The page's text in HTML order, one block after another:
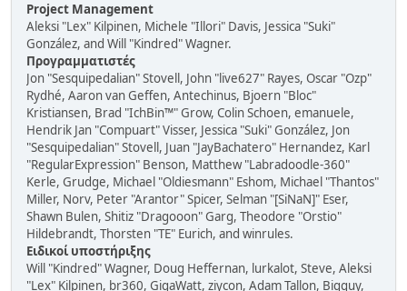
Project Management
Aleksi "Lex" Kilpinen, Michele "Illori" Davis, Jessica "Suki"
González, and Will "Kindred" Wagner.
Προγραμματιστές
Jon "Sesquipedalian" Stovell, John "live627" Rayes, Oscar "Ozp"
Rydhé, Aaron van Geffen, Antechinus, Bjoern "Bloc"
Kristiansen, Brad "IchBin™" Grow, Colin Schoen, emanuele,
Hendrik Jan "Compuart" Visser, Jessica "Suki" González, Jon
"Sesquipedalian" Stovell, Juan "JayBachatero" Hernandez, Karl
"RegularExpression" Benson, Matthew "Labradoodle-360"
Kerle, Grudge, Michael "Oldiesmann" Eshom, Michael "Thantos"
Miller, Norv, Peter "Arantor" Spicer, Selman "[SiNaN]" Eser,
Shawn Bulen, Shitiz "Dragooon" Garg, Theodore "Orstio"
Hildebrandt, Thorsten "TE" Eurich, and winrules.
Ειδικοί υποστήριξης
Will "Kindred" Wagner, Doug Heffernan, lurkalot, Steve, Aleksi
"Lex" Kilpinen, br360, GigaWatt, ziycon, Adam Tallon, Bigguy,